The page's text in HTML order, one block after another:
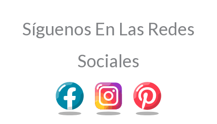
Síguenos En Las Redes
Sociales